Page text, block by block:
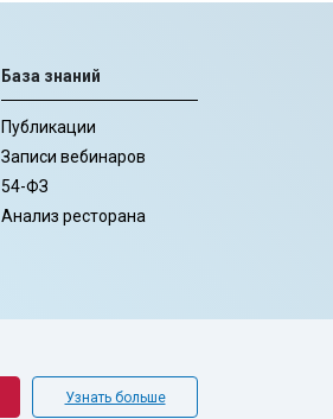
База знаний
Публикации
Записи вебинаров
54-ФЗ
Анализ ресторана
Узнать больше